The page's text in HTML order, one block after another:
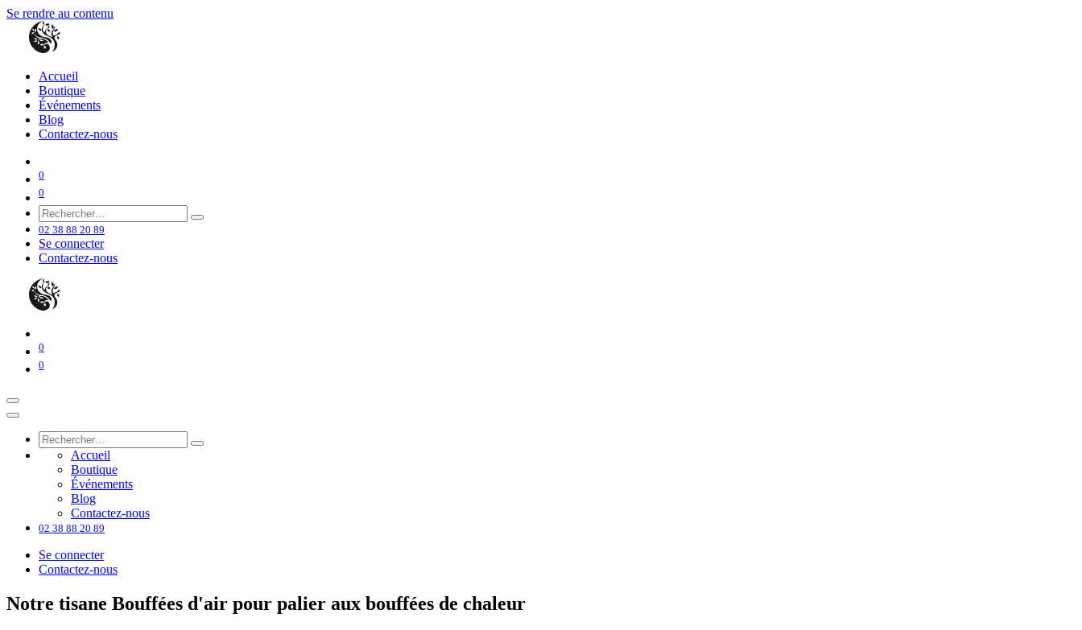
Se rendre au contenu
Accueil
Boutique
Événements
Blog
Contactez-nous
0
0
02 38 88 20 89
Se connecter
Contactez-nous
0
0
Accueil
Boutique
Événements
Blog
Contactez-nous
02 38 88 20 89
Se connecter
Contactez-nous
Notre tisane Bouffées d'air pour palier aux bouffées de chaleur